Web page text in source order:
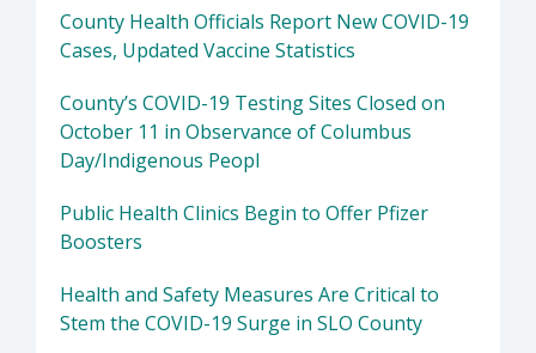
County Health Officials Report New COVID-19
Cases, Updated Vaccine Statistics
County’s COVID-19 Testing Sites Closed on
October 11 in Observance of Columbus
Day/Indigenous Peopl
Public Health Clinics Begin to Offer Pfizer
Boosters
Health and Safety Measures Are Critical to
Stem the COVID-19 Surge in SLO County